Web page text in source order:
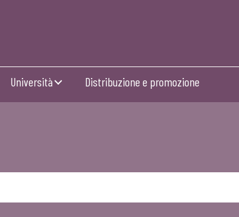
Università Distribuzione e promozione